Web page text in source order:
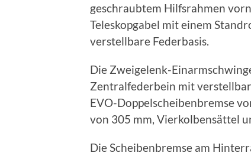
geschraubtem Hilfsrahmen
Teleskopgabel mit einem
verstellbare Federbasis.
Die Zweigelenk-
Zentralfederbein mit
EVO-Doppelscheibenbremse
von 305 mm, Vierkolbensättel
Die Scheibenbremse am